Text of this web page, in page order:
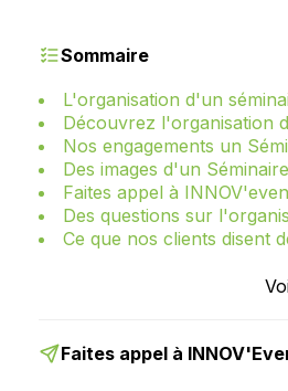
Sommaire
L'organisation d'un
Découvrez l'organisation
Nos engagements un
Des images d'un
Faites appel à
Des questions sur
Ce que nos clients disent
Faites appel à